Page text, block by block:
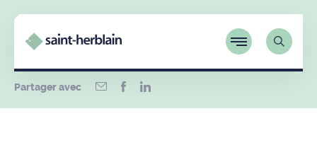
Partager avec